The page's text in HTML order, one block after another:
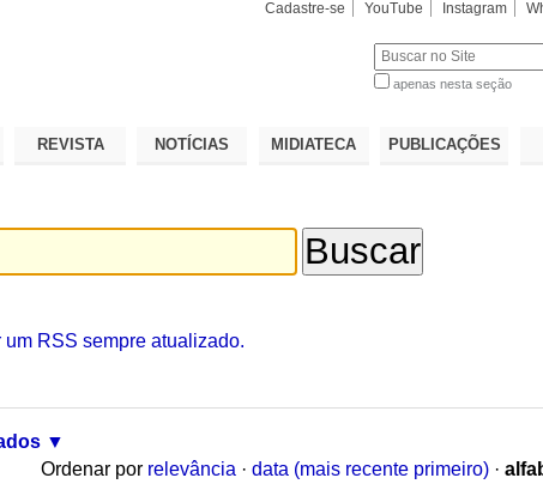
Cadastre-se YouTube Instagram
apenas nesta seção
REVISTA NOTÍCIAS MIDIATECA PUBLICAÇÕES
um RSS sempre atualizado.
Ordenar por relevância · data (mais recente primeiro) ·